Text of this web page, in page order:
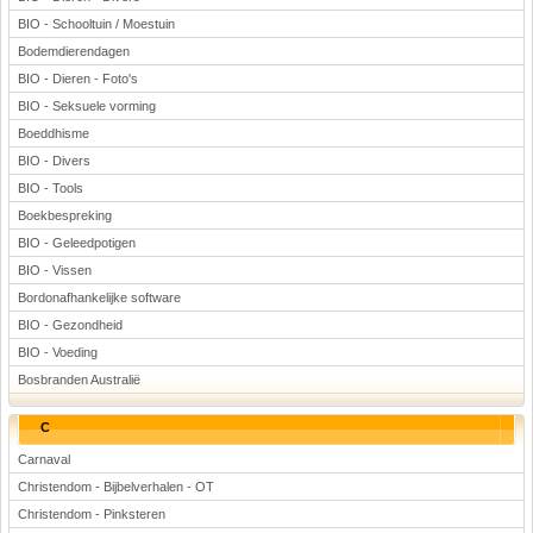
BIO - Schooltuin / Moestuin
Bodemdierendagen
BIO - Dieren - Foto's
BIO - Seksuele vorming
Boeddhisme
BIO - Divers
BIO - Tools
Boekbespreking
BIO - Geleedpotigen
BIO - Vissen
Bordonafhankelijke software
BIO - Gezondheid
BIO - Voeding
Bosbranden Australië
C
Carnaval
Christendom - Bijbelverhalen - OT
Christendom - Pinksteren